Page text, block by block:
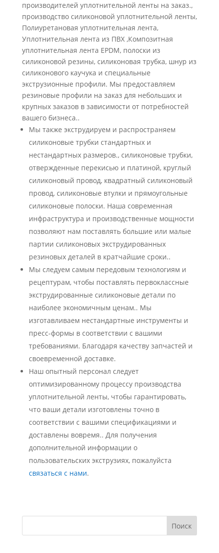
производителей уплотнительной ленты на заказ.,
производство силиконовой уплотнительной ленты,
Полиуретановая уплотнительная лента,
Уплотнительная лента из ПВХ ,Композитная
уплотнительная лента EPDM, полоски из
силиконовой резины, силиконовая трубка, шнур из
силиконового каучука и специальные
экструзионные профили. Мы предоставляем
резиновые профили на заказ для небольших и
крупных заказов в зависимости от потребностей
вашего бизнеса..
Мы также экструдируем и распространяем
силиконовые трубки стандартных и
нестандартных размеров., силиконовые трубки,
отвержденные перекисью и платиной, круглый
силиконовый провод, квадратный силиконовый
провод, силиконовые втулки и прямоугольные
силиконовые полоски. Наша современная
инфраструктура и производственные мощности
позволяют нам поставлять большие или малые
партии силиконовых экструдированных
резиновых деталей в кратчайшие сроки..
Мы следуем самым передовым технологиям и
рецептурам, чтобы поставлять первоклассные
экструдированные силиконовые детали по
наиболее экономичным ценам.. Мы
изготавливаем нестандартные инструменты и
пресс-формы в соответствии с вашими
требованиями. Благодаря качеству запчастей и
своевременной доставке.
Наш опытный персонал следует
оптимизированному процессу производства
уплотнительной ленты, чтобы гарантировать,
что ваши детали изготовлены точно в
соответствии с вашими спецификациями и
доставлены вовремя.. Для получения
дополнительной информации о
пользовательских экструзиях, пожалуйста
связаться с нами.
Поиск